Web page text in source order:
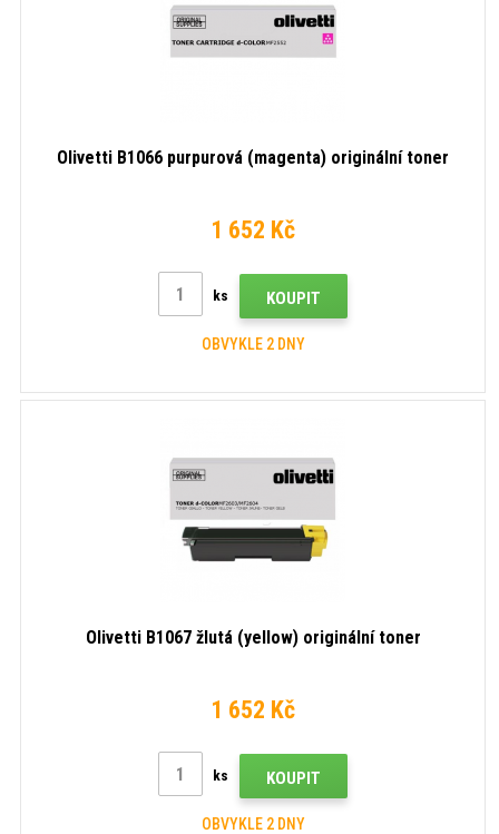
Olivetti B1066 purpurová (magenta) originální toner
1 652 Kč
ks KOUPIT
OBVYKLE 2 DNY
Olivetti B1067 žlutá (yellow) originální toner
1 652 Kč
ks KOUPIT
OBVYKLE 2 DNY